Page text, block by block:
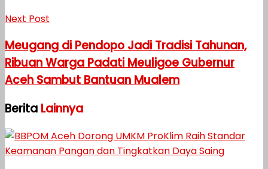
Next Post
Meugang di Pendopo Jadi Tradisi Tahunan,
Ribuan Warga Padati Meuligoe Gubernur
Aceh Sambut Bantuan Mualem
Berita Lainnya